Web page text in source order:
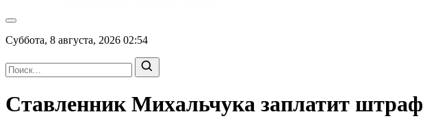
Суббота, 8 августа, 2026 02:54
Cтавленник Михальчука заплатит штраф